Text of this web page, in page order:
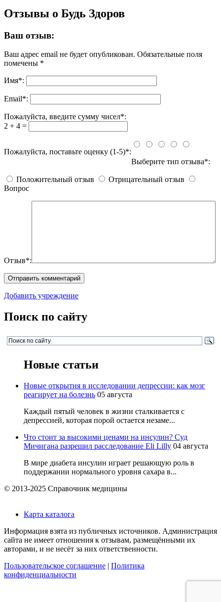
Отзывы о Будь Здоров
Ваш отзыв:
Ваш адрес email не будет опубликован. Обязательные поля
помечены *
Имя*:
Email*:
Пожалуйста, введите сумму чисел*:
2 + 4 =
Пожалуйста, поставьте оценку (1-5)*:
Выберите тип отзыва*:
Положительный отзыв
Отрицательный отзыв
Вопрос
Отзыв*:
Добавить учреждение
Поиск по сайту
Новые статьи
Новые открытия в исследовании депрессии: как мозг
реагирует на болезнь 05 августа
Каждый пятый человек в жизни сталкивается с
депрессией, которая порой остается незаме...
Что стоит за высокими ценами на инсулин? Суд
Мичигана разрешил расследование Eli Lilly 04 августа
В мире диабета инсулин играет решающую роль в
поддержании нормального уровня сахара в...
© 2013-2025 Справочник медицины
Карта каталога
Информация взята из публичных источников. Администрация
сайта не имеет отношения к отзывам, размещёнными их
авторами, и не несёт за них ответственности.
Пользовательское соглашение | Политика
конфиденциальности